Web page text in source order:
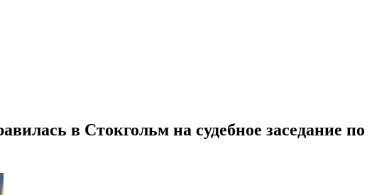
в Стокгольм на судебное заседание по